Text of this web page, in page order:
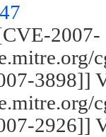
2007-
3898]]
2926]]